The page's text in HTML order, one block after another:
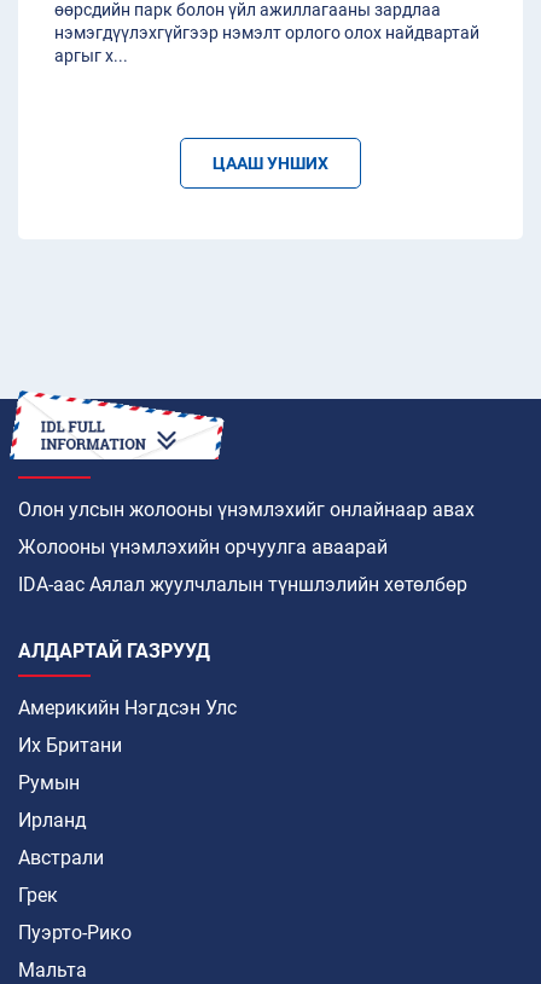
өөрсдийн парк болон үйл ажиллагааны зардлаа
нэмэгдүүлэхгүйгээр нэмэлт орлого олох найдвартай
аргыг х...
ЦААШ УНШИХ
ХЭРХЭН
Олон улсын жолооны үнэмлэхийг онлайнаар авах
Жолооны үнэмлэхийн орчуулга аваарай
IDA-аас Аялал жуулчлалын түншлэлийн хөтөлбөр
АЛДАРТАЙ ГАЗРУУД
Америкийн Нэгдсэн Улс
Их Британи
Румын
Ирланд
Австрали
Грек
Пуэрто-Рико
Мальта